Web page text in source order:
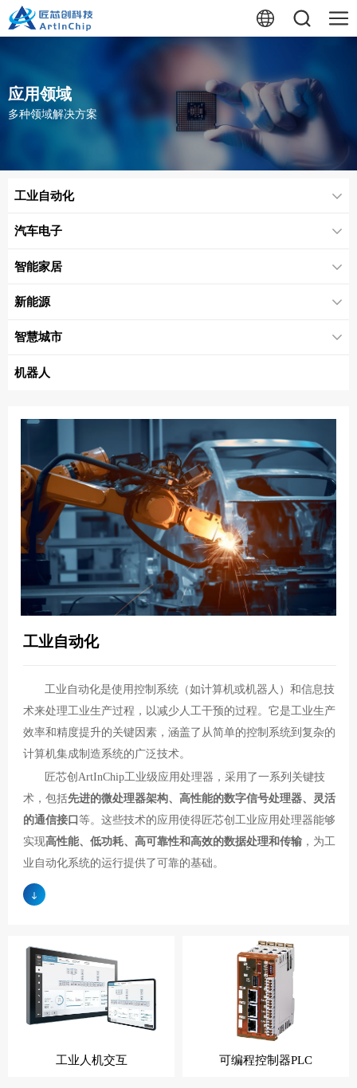
应用领域
多种领域解决方案
工业自动化
汽车电子
智能家居
新能源
智慧城市
机器人
工业自动化
工业自动化是使用控制系统（如计算机或机器人）和信息技
术来处理工业生产过程，以减少人工干预的过程。它是工业生产
效率和精度提升的关键因素，涵盖了从简单的控制系统到复杂的
计算机集成制造系统的广泛技术。
匠芯创ArtInChip工业级应用处理器，采用了一系列关键技
术，包括先进的微处理器架构、高性能的数字信号处理器、灵活
的通信接口 等。这些技术的应用使得匠芯创工业应用处理器能够
实现高性能、低功耗、高可靠性和高效的数据处理和传输，为工
业自动化系统的运行提供了可靠的基础。
工业人机交互 可编程控制器PLC